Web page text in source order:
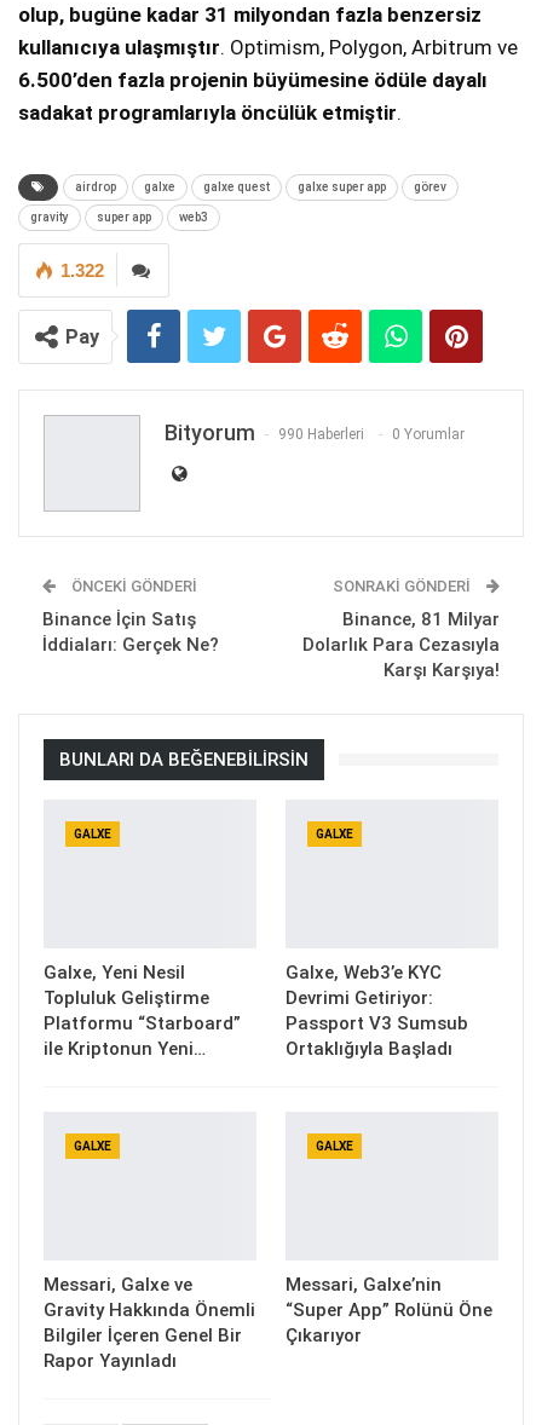
olup, bugüne kadar 31 milyondan fazla benzersiz
kullanıcıya ulaşmıştır. Optimism, Polygon, Arbitrum ve
6.500’den fazla projenin büyümesine ödüle dayalı
sadakat programlarıyla öncülük etmiştir.
airdrop galxe galxe quest galxe super app görev
gravity super app web3
1.322
Pay
Bityorum 990 Haberleri 0 Yorumlar
ÖNCEKI GÖNDERI
Binance İçin Satış
İddiaları: Gerçek Ne?
SONRAKI GÖNDERI
Binance, 81 Milyar
Dolarlık Para Cezasıyla
Karşı Karşıya!
BUNLARI DA BEĞENEBILIRSIN
GALXE
Galxe, Yeni Nesil
Topluluk Geliştirme
Platformu “Starboard”
ile Kriptonun Yeni…
GALXE
Galxe, Web3’e KYC
Devrimi Getiriyor:
Passport V3 Sumsub
Ortaklığıyla Başladı
GALXE
Messari, Galxe ve
Gravity Hakkında Önemli
Bilgiler İçeren Genel Bir
Rapor Yayınladı
GALXE
Messari, Galxe’nin
“Super App” Rolünü Öne
Çıkarıyor